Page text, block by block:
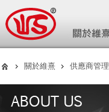
關於維熹 供應商管理